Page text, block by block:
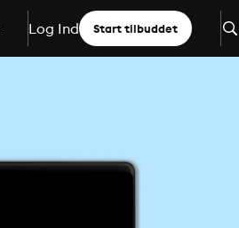
Log Ind Start tilbuddet